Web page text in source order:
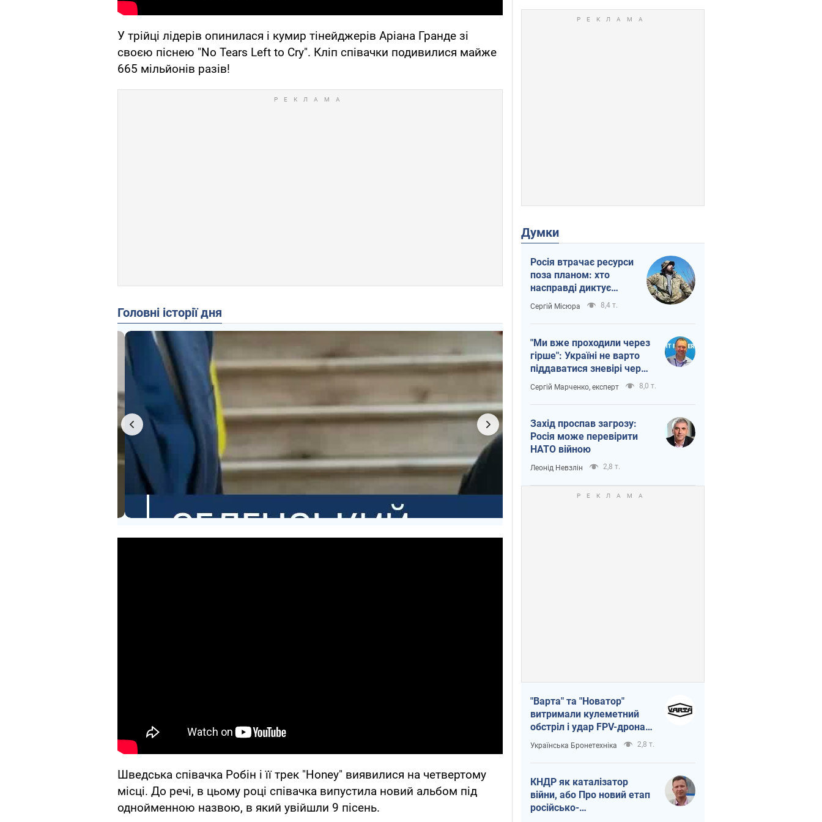
У трійці лідерів опинилася і кумир тінейджерів Аріана Гранде зі
своєю піснею "No Tears Left to Cry". Кліп співачки подивилися майже
665 мільйонів разів!
Головні історії дня
Шведська співачка Робін і її трек "Honey" виявилися на четвертому
місці. До речі, в цьому році співачка випустила новий альбом під
однойменною назвою, в який увійшли 9 пісень.
Думки
Росія втрачає ресурси
поза планом: хто
насправді диктує
темп війни
Сергій Місюра 8,4 т.
"Ми вже проходили через
гірше": Україні не варто
піддаватися зневірі через
ракетний терор
Сергій Марченко, експерт 8,0 т.
Захід проспав загрозу:
Росія може перевірити
НАТО війною
Леонід Невзлін 2,8 т.
"Варта" та "Новатор"
витримали кулеметний
обстріл і удар FPV-дрона,
врятувавши життя
офіцеру ЗСУ
Українська Бронетехніка 2,8 т.
КНДР як каталізатор
війни, або Про новий етап
російсько-